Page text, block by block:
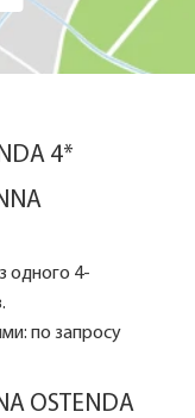
4*
одного 4-
по запросу
OSTENDA